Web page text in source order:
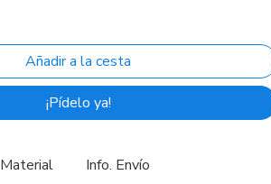
¡Pídelo ya!
Material Info. Envío